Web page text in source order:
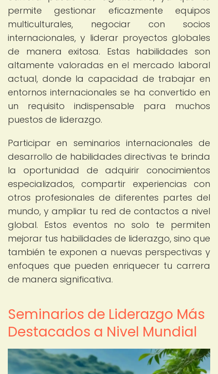
permite gestionar eficazmente equipos
multiculturales, negociar con socios
internacionales, y liderar proyectos globales
de manera exitosa. Estas habilidades son
altamente valoradas en el mercado laboral
actual, donde la capacidad de trabajar en
entornos internacionales se ha convertido en
un requisito indispensable para muchos
puestos de liderazgo.
Participar en seminarios internacionales de
desarrollo de habilidades directivas te brinda
la oportunidad de adquirir conocimientos
especializados, compartir experiencias con
otros profesionales de diferentes partes del
mundo, y ampliar tu red de contactos a nivel
global. Estos eventos no solo te permiten
mejorar tus habilidades de liderazgo, sino que
también te exponen a nuevas perspectivas y
enfoques que pueden enriquecer tu carrera
de manera significativa.
Seminarios de Liderazgo Más
Destacados a Nivel Mundial